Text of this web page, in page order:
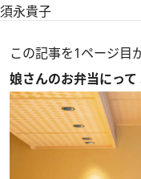
須永貴子
この記事を1ページ目
娘さんのお弁当にっ